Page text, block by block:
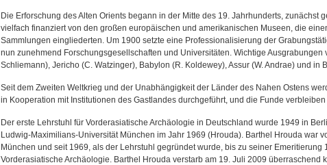
Die Erforschung des Alten Orients begann in der Mitte des 19. Jahrhunderts, zunächst
vielfach finanziert von den großen europäischen und amerikanischen Museen, die
Sammlungen eingliederten. Um 1900 setzte eine Professionalisierung der
nun zunehmend Forschungsgesellschaften und Universitäten. Wichtige Ausgrabungen
Schliemann), Jericho (C. Watzinger), Babylon (R. Koldewey), Assur (W. Andrae) und in
Seit dem Zweiten Weltkrieg und der Unabhängigkeit der Länder des Nahen Ostens
in Kooperation mit Institutionen des Gastlandes durchgeführt, und die Funde verbleiben
Der erste Lehrstuhl für Vorderasiatische Archäologie in Deutschland wurde 1949 in
Ludwig-Maximilians-Universität München im Jahr 1969 (Hrouda). Barthel Hrouda war
München und seit 1969, als der Lehrstuhl gegründet wurde, bis zu seiner Emeritierung
Vorderasiatische Archäologie. Barthel Hrouda verstarb am 19. Juli 2009 überraschend